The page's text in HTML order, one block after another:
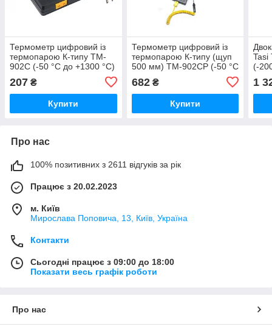
Термометр цифровий із
термопарою К-типу TM-
902C (-50 °C до +1300 °C)
207 ₴
Купити
Термометр цифровий із
термопарою К-типу (щуп
500 мм) TM-902CP (-50 °C
682₴
Купити
Tasi
(-
1
Про нас
100% позитивних з 2611 відгуків за рік
Працює з 20.02.2023
м. Київ
Мирослава Поповича, 13, Київ, Україна
Контакти
Сьогодні працює з 09:00 до 18:00
Показати весь графік роботи
Про нас